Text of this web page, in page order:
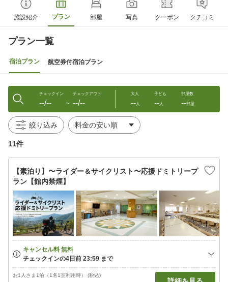
施設紹介 プラン 部屋 写真 クーポン クチコミ
プラン一覧
宿泊プラン 航空券付宿泊プラン
チェックイン
--/-- 〜
チェックアウト
--/--
大人
--人
子ども
--人
部屋数
--部屋
絞り込み
11件
【素泊り】〜ライダー＆サイクリスト〜応援ドミトリープ
ラン【館内禁煙】
お1人さま1泊（1名1室利用時） (税込)